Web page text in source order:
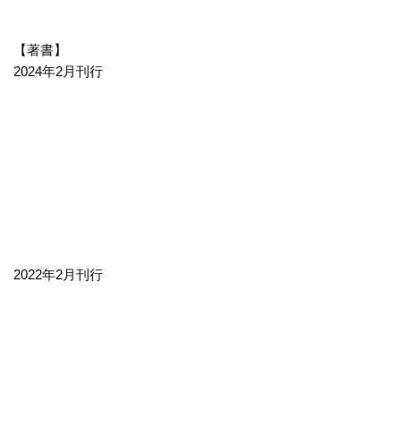
【著書】
2024年2月刊行
2022年2月刊行